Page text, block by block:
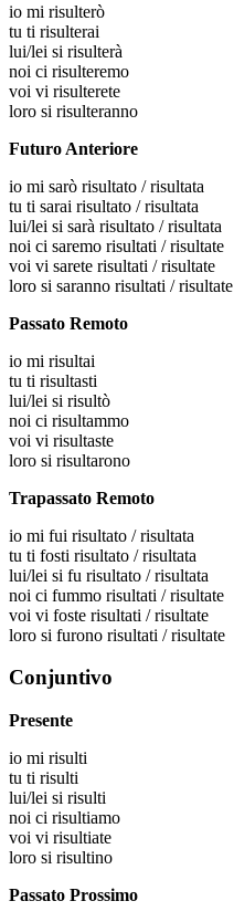
io mi risulterò
tu ti risulterai
lui/lei si risulterà
noi ci risulteremo
voi vi risulterete
loro si risulteranno
Futuro Anteriore
io mi sarò risultato / risultata
tu ti sarai risultato / risultata
lui/lei si sarà risultato / risultata
noi ci saremo risultati / risultate
voi vi sarete risultati / risultate
loro si saranno risultati / risultate
Passato Remoto
io mi risultai
tu ti risultasti
lui/lei si risultò
noi ci risultammo
voi vi risultaste
loro si risultarono
Trapassato Remoto
io mi fui risultato / risultata
tu ti fosti risultato / risultata
lui/lei si fu risultato / risultata
noi ci fummo risultati / risultate
voi vi foste risultati / risultate
loro si furono risultati / risultate
Conjuntivo
Presente
io mi risulti
tu ti risulti
lui/lei si risulti
noi ci risultiamo
voi vi risultiate
loro si risultino
Passato Prossimo